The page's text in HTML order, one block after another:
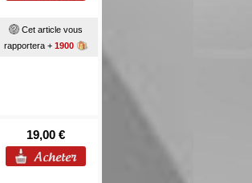
Cet article vous
rapportera + 1900
19,00 €